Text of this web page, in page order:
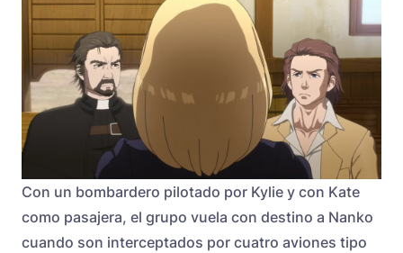
Con un bombardero pilotado por Kylie y con Kate
como pasajera, el grupo vuela con destino a Nanko
cuando son interceptados por cuatro aviones tipo